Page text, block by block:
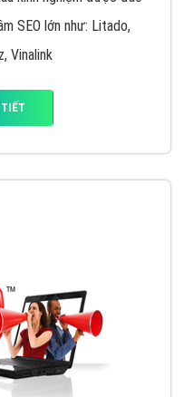
SEO lớn như: Litado,
Vinalink